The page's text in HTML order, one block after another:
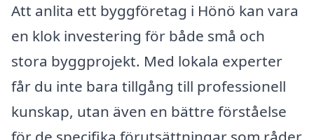
Att anlita ett byggföretag i Hönö kan vara
en klok investering för både små och
stora byggprojekt. Med lokala experter
får du inte bara tillgång till professionell
kunskap, utan även en bättre förståelse